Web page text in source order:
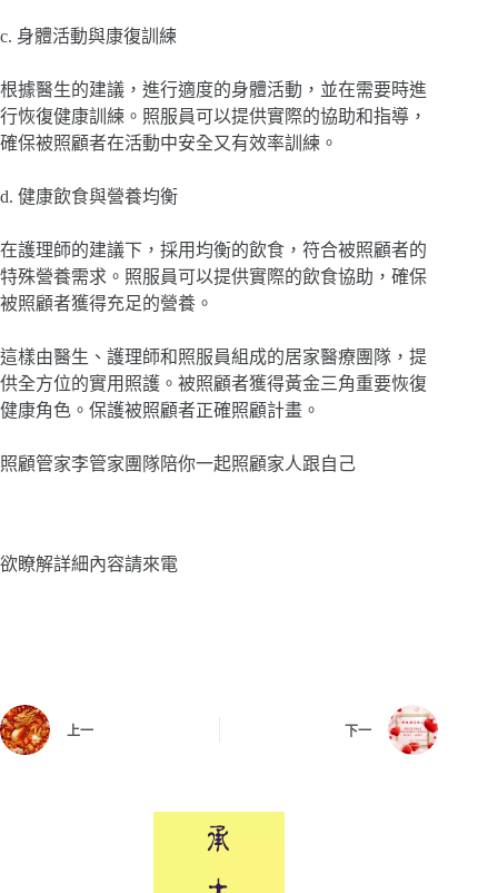
c. 身體活動與康復訓練
根據醫生的建議，進行適度的身體活動，並在需要時進
行恢復健康訓練。照服員可以提供實際的協助和指導，
確保被照顧者在活動中安全又有效率訓練。
d. 健康飲食與營養均衡
在護理師的建議下，採用均衡的飲食，符合被照顧者的
特殊營養需求。照服員可以提供實際的飲食協助，確保
被照顧者獲得充足的營養。
這樣由醫生、護理師和照服員組成的居家醫療團隊，提
供全方位的實用照護。被照顧者獲得黃金三角重要恢復
健康角色。保護被照顧者正確照顧計畫。
照顧管家李管家團隊陪你一起照顧家人跟自己
欲瞭解詳細內容請來電
上一 下一